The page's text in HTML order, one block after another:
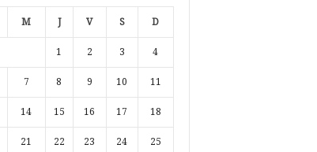
M J V S D
1 2 3 4
7 8 9 10 11
14 15 16 17 18
21 22 23 24 25